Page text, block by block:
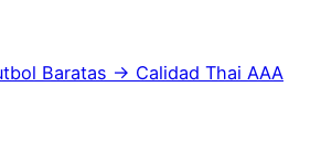
Baratas → Calidad Thai AAA